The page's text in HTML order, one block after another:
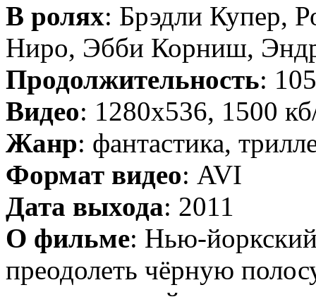
В ролях: Брэдли Купер,
Ниро, Эбби Корниш,
Продолжительность:
Видео: 1280x536, 1500
Жанр: фантастика,
Формат видео: AVI
Дата выхода: 2011
О фильме: Нью-
преодолеть чёрную